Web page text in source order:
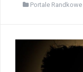
Portale Randkowe